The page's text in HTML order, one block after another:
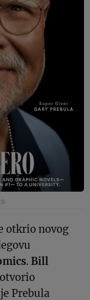
otkrio novog
. Bill
Prebula